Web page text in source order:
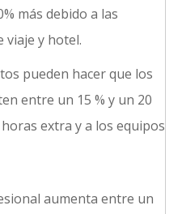
más debido a las
viaje y hotel.
pueden hacer que los
entre un 15 % y un 20
extra y a los equipos
aumenta entre un